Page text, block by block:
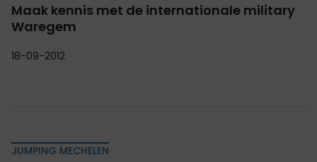
Maak kennis met de internationale military
Waregem
18-09-2012
JUMPING MECHELEN